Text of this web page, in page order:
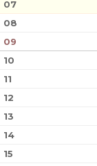
07
08
09
10
11
12
13
14
15